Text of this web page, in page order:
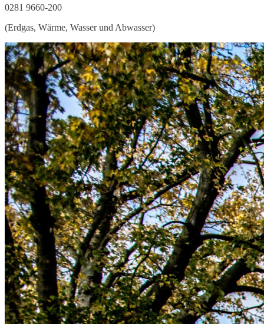
0281 9660-200
(Erdgas, Wärme, Wasser und Abwasser)